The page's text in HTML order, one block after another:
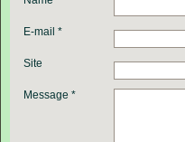
E-mail *
Site
Message *